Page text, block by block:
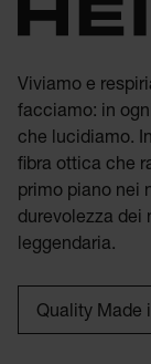
Viviamo e
facciamo: in
che lucidiamo.
fibra ottica che
primo piano nei
durevolezza dei
leggendaria.
Quality Made